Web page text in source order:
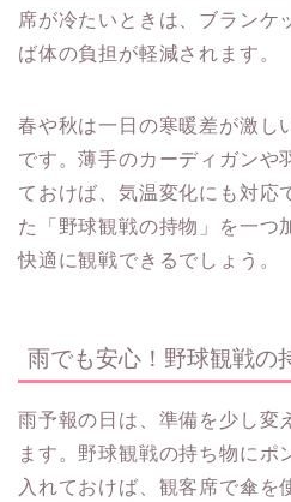
席が冷たいときは、ブランケ
ば体の負担が軽減されます。
春や秋は一日の寒暖差が激し
です。薄手のカーディガンや
ておけば、気温変化にも対応
た「野球観戦の持物」を一つ
快適に観戦できるでしょう。
雨でも安心！野球観戦の
雨予報の日は、準備を少し変
ます。野球観戦の持ち物にポ
入れておけば、観客席で傘を